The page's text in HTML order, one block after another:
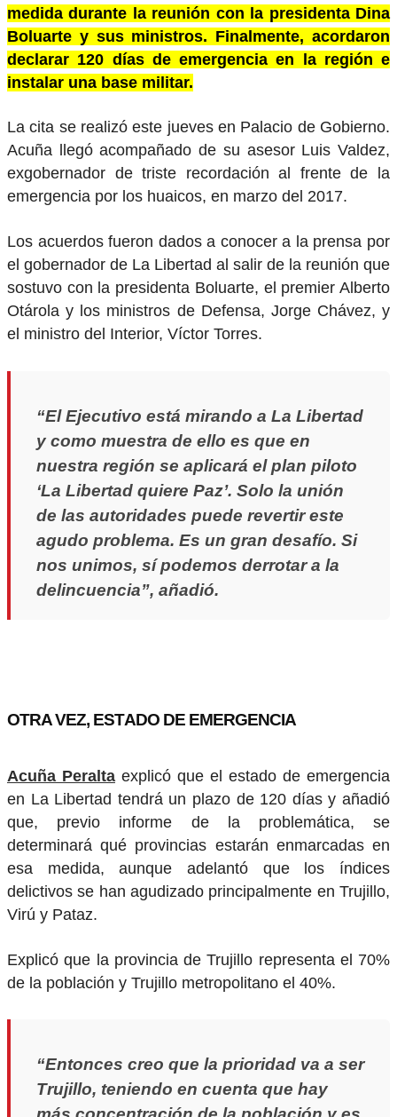
medida durante la reunión con la presidenta Dina
Boluarte y sus ministros. Finalmente, acordaron
declarar 120 días de emergencia en la región e
instalar una base militar.
La cita se realizó este jueves en Palacio de Gobierno.
Acuña llegó acompañado de su asesor Luis Valdez,
exgobernador de triste recordación al frente de la
emergencia por los huaicos, en marzo del 2017.
Los acuerdos fueron dados a conocer a la prensa por
el gobernador de La Libertad al salir de la reunión que
sostuvo con la presidenta Boluarte, el premier Alberto
Otárola y los ministros de Defensa, Jorge Chávez, y
el ministro del Interior, Víctor Torres.
“El Ejecutivo está mirando a La Libertad
y como muestra de ello es que en
nuestra región se aplicará el plan piloto
‘La Libertad quiere Paz’. Solo la unión
de las autoridades puede revertir este
agudo problema. Es un gran desafío. Si
nos unimos, sí podemos derrotar a la
delincuencia”, añadió.
OTRA VEZ, ESTADO DE EMERGENCIA
Acuña Peralta explicó que el estado de emergencia
en La Libertad tendrá un plazo de 120 días y añadió
que, previo informe de la problemática, se
determinará qué provincias estarán enmarcadas en
esa medida, aunque adelantó que los índices
delictivos se han agudizado principalmente en Trujillo,
Virú y Pataz.
Explicó que la provincia de Trujillo representa el 70%
de la población y Trujillo metropolitano el 40%.
“Entonces creo que la prioridad va a ser
Trujillo, teniendo en cuenta que hay